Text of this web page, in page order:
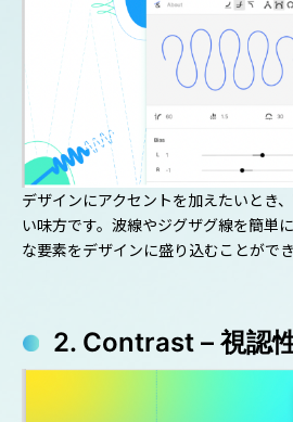
デザインにアクセントを加えたいとき
い味方です。波線やジグザグ線を簡単
な要素をデザインに盛り込むことができ
2. Contrast – 視認